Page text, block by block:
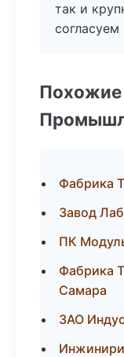
так и
Похожие
Фабрика
Завод
ПК
Фабрика
Самара
ЗАО